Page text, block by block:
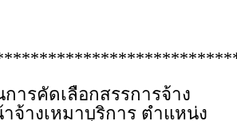
ารคัดเลือกสรรการจ้าง
าจ้างเหมาบริการ ตำแหน่ง